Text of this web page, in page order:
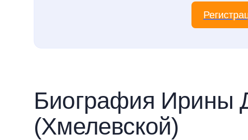
Биография Ирины
(Хмелевской)